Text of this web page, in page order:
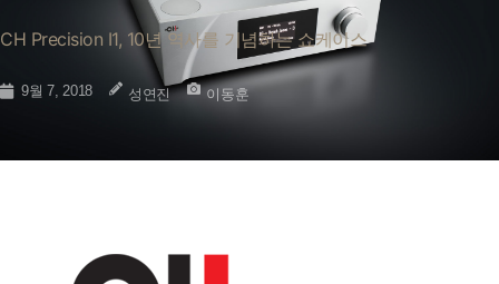
CH Precision I1, 10년 역사를 기념하는 쇼케이스
9월 7, 2018 성연진 이동훈